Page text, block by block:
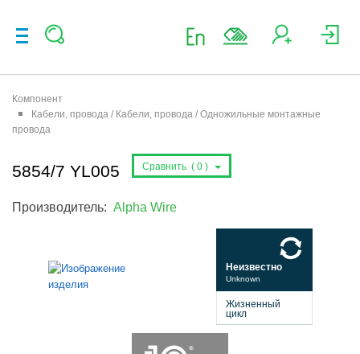
Компонент
Кабели, провода / Кабели, провода / Одножильные монтажные
провода
5854/7 YL005 Сравнить ( 0 )
Производитель: Alpha Wire